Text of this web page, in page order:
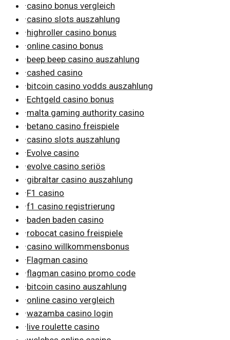
·casino bonus vergleich
·casino slots auszahlung
·highroller casino bonus
·online casino bonus
·beep beep casino auszahlung
·cashed casino
·bitcoin casino vodds auszahlung
·Echtgeld casino bonus
·malta gaming authority casino
·betano casino freispiele
·casino slots auszahlung
·Evolve casino
·evolve casino seriös
·gibraltar casino auszahlung
·F1 casino
·f1 casino registrierung
·baden baden casino
·robocat casino freispiele
·casino willkommensbonus
·Flagman casino
·flagman casino promo code
·bitcoin casino auszahlung
·online casino vergleich
·wazamba casino login
·live roulette casino